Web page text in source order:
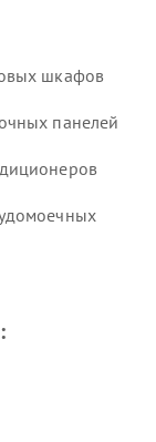
шкафов
панелей